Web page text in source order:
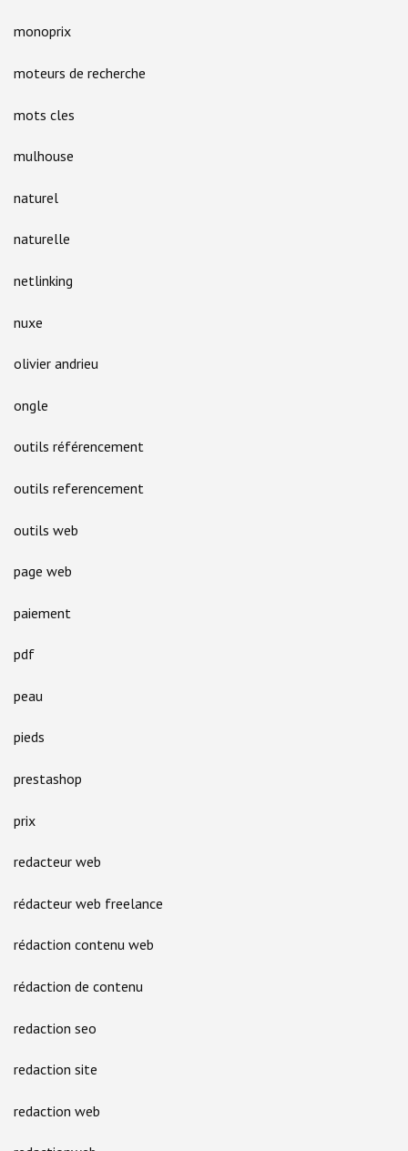
monoprix
moteurs de recherche
mots cles
mulhouse
naturel
naturelle
netlinking
nuxe
olivier andrieu
ongle
outils référencement
outils referencement
outils web
page web
paiement
pdf
peau
pieds
prestashop
prix
redacteur web
rédacteur web freelance
rédaction contenu web
rédaction de contenu
redaction seo
redaction site
redaction web